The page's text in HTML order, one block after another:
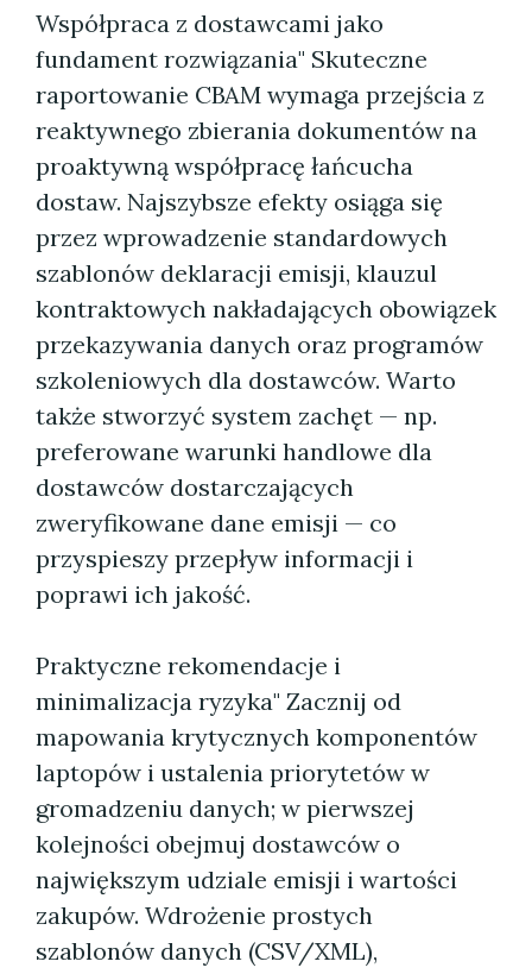
Współpraca z dostawcami jako
fundament rozwiązania" Skuteczne
raportowanie CBAM wymaga przejścia z
reaktywnego zbierania dokumentów na
proaktywną współpracę łańcucha
dostaw. Najszybsze efekty osiąga się
przez wprowadzenie standardowych
szablonów deklaracji emisji, klauzul
kontraktowych nakładających obowiązek
przekazywania danych oraz programów
szkoleniowych dla dostawców. Warto
także stworzyć system zachęt — np.
preferowane warunki handlowe dla
dostawców dostarczających
zweryfikowane dane emisji — co
przyspieszy przepływ informacji i
poprawi ich jakość.
Praktyczne rekomendacje i
minimalizacja ryzyka" Zacznij od
mapowania krytycznych komponentów
laptopów i ustalenia priorytetów w
gromadzeniu danych; w pierwszej
kolejności obejmuj dostawców o
największym udziale emisji i wartości
zakupów. Wdrożenie prostych
szablonów danych (CSV/XML),